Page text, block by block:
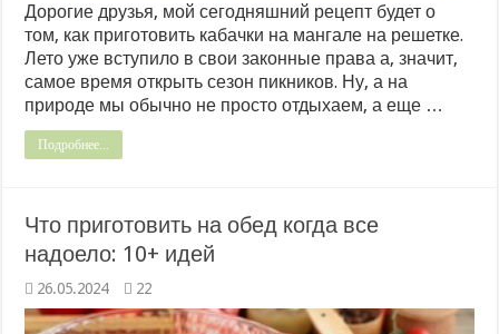
Дорогие друзья, мой сегодняшний рецепт будет о
том, как приготовить кабачки на мангале на решетке.
Лето уже вступило в свои законные права а, значит,
самое время открыть сезон пикников. Ну, а на
природе мы обычно не просто отдыхаем, а еще …
Подробнее...
Что приготовить на обед когда все
надоело: 10+ идей
26.05.2024 22